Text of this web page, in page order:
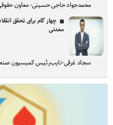
محمدجواد حاجی حسینی- معاون
چهار گام برای تحقق
معدنی
سجاد غرقی-نایب‌رئیس کمیسیون